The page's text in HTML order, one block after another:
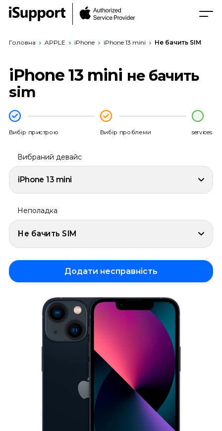
Головна APPLE iPhone iPhone 13 mini Не бачить SIM
iPhone 13 mini не бачить
sim
Вибір пристрою Вибір проблеми services
Вибраний девайс
iPhone 13 mini
Неполадка
Не бачить SIM
Додати несправність